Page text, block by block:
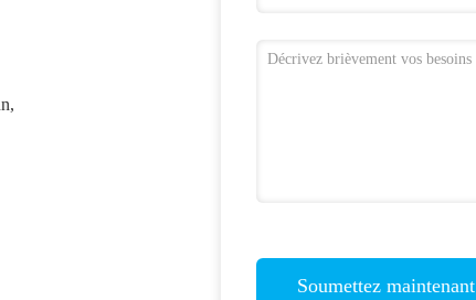
Soumettez maintenant